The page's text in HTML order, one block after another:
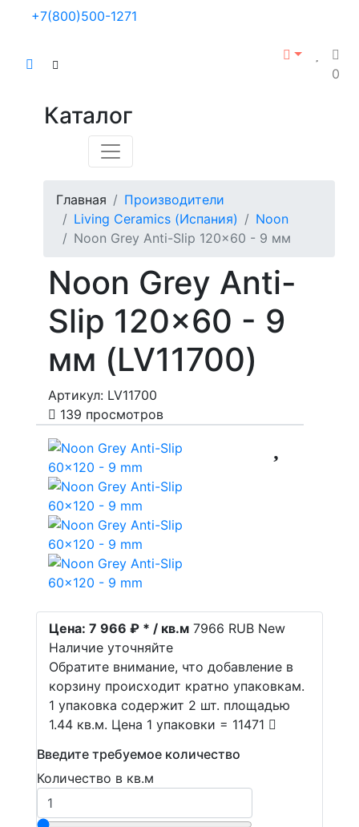
+7(800)500-1271
0
Каталог
Главная
Производители
Living Ceramics (Испания)
Noon
Noon Grey Anti-Slip 120x60 - 9 мм
Noon Grey Anti-
Slip 120x60 - 9
мм (LV11700)
Артикул: LV11700
139 просмотров
Цена: 7 966 ₽ * / кв.м 7966 RUB New
Наличие уточняйте
Обратите внимание, что добавление в
корзину происходит кратно упаковкам.
1 упаковка содержит 2 шт. площадью
1.44 кв.м. Цена 1 упаковки = 11471
Введите требуемое количество
Количество в кв.м